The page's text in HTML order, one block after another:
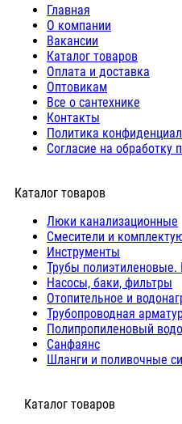
Главная
О компании
Вакансии
Каталог товаров
Оплата и доставка
Оптовикам
Все о сантехнике
Контакты
Политика
Согласие на обработку
Каталог товаров
Люки канализационные
Cмесители и
Инструменты
Трубы
Насосы, баки, фильтры
Отопительное и
Трубопроводная
Полипропиленовый
Санфаянс
Шланги и поливочные
⠀Каталог товаров